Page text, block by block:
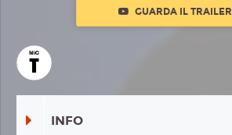
GUARDA IL TRAILER
INFO